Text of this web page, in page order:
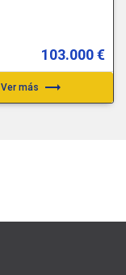
103.000 €
Ver más trending_flat